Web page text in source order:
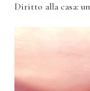
Diritto alla casa: